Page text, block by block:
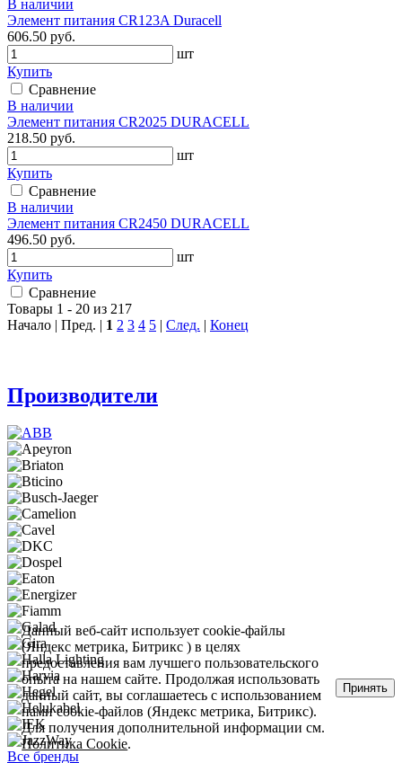
В наличии
Элемент питания CR123A Duracell
606.50 руб.
шт
Купить
Сравнение
В наличии
Элемент питания CR2025 DURACELL
218.50 руб.
шт
Купить
Сравнение
В наличии
Элемент питания CR2450 DURACELL
496.50 руб.
шт
Купить
Сравнение
Товары 1 - 20 из 217
Начало | Пред. | 1 2 3 4 5 | След. | Конец
Производители
Все бренды
Данный веб-сайт использует cookie-файлы
(Яндекс метрика, Битрикс ) в целях
предоставления вам лучшего пользовательского
опыта на нашем сайте. Продолжая использовать
данный сайт, вы соглашаетесь с использованием
нами cookie-файлов (Яндекс метрика, Битрикс).
Для получения дополнительной информации см.
Политика Cookie.
Принять